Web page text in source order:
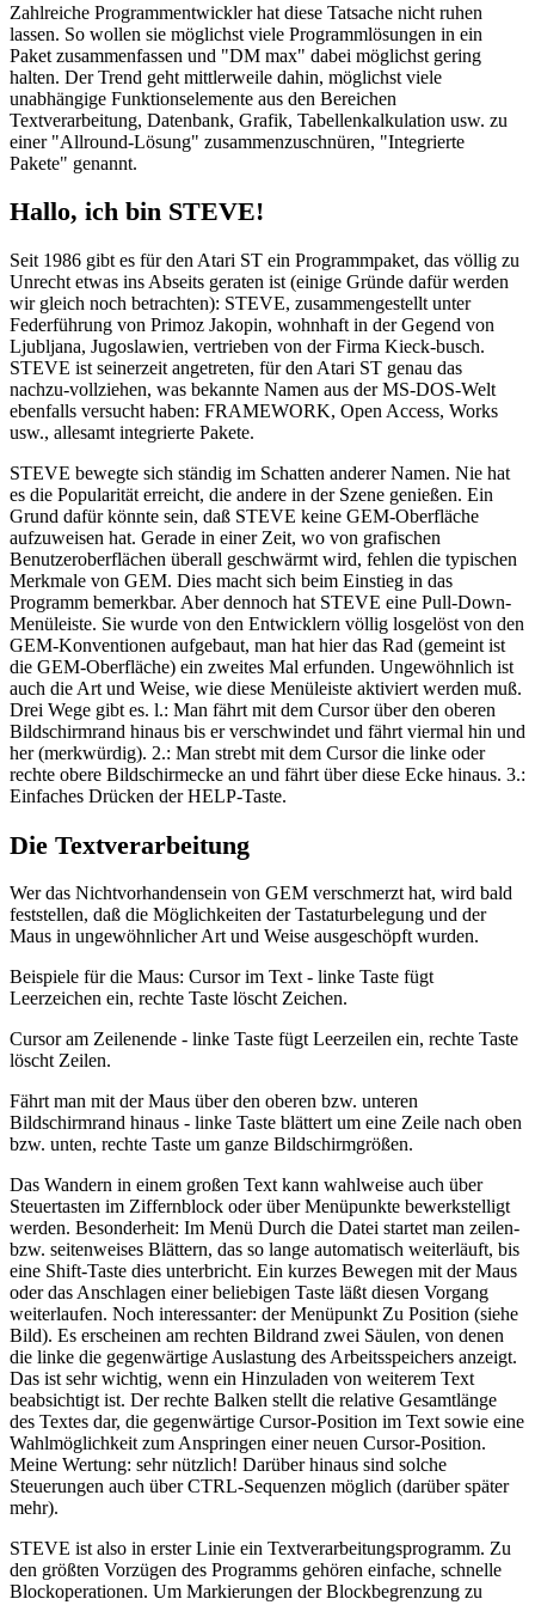
Zahlreiche Programmentwickler hat diese Tatsache nicht ruhen
lassen. So wollen sie möglichst viele Programmlösungen in ein
Paket zusammenfassen und "DM max" dabei möglichst gering
halten. Der Trend geht mittlerweile dahin, möglichst viele
unabhängige Funktionselemente aus den Bereichen
Textverarbeitung, Datenbank, Grafik, Tabellenkalkulation usw. zu
einer "Allround-Lösung" zusammenzuschnüren, "Integrierte
Pakete" genannt.
Hallo, ich bin STEVE!
Seit 1986 gibt es für den Atari ST ein Programmpaket, das völlig zu
Unrecht etwas ins Abseits geraten ist (einige Gründe dafür werden
wir gleich noch betrachten): STEVE, zusammengestellt unter
Federführung von Primoz Jakopin, wohnhaft in der Gegend von
Ljubljana, Jugoslawien, vertrieben von der Firma Kieck-busch.
STEVE ist seinerzeit angetreten, für den Atari ST genau das
nachzu-vollziehen, was bekannte Namen aus der MS-DOS-Welt
ebenfalls versucht haben: FRAMEWORK, Open Access, Works
usw., allesamt integrierte Pakete.
STEVE bewegte sich ständig im Schatten anderer Namen. Nie hat
es die Popularität erreicht, die andere in der Szene genießen. Ein
Grund dafür könnte sein, daß STEVE keine GEM-Oberfläche
aufzuweisen hat. Gerade in einer Zeit, wo von grafischen
Benutzeroberflächen überall geschwärmt wird, fehlen die typischen
Merkmale von GEM. Dies macht sich beim Einstieg in das
Programm bemerkbar. Aber dennoch hat STEVE eine Pull-Down-
Menüleiste. Sie wurde von den Entwicklern völlig losgelöst von den
GEM-Konventionen aufgebaut, man hat hier das Rad (gemeint ist
die GEM-Oberfläche) ein zweites Mal erfunden. Ungewöhnlich ist
auch die Art und Weise, wie diese Menüleiste aktiviert werden muß.
Drei Wege gibt es. l.: Man fährt mit dem Cursor über den oberen
Bildschirmrand hinaus bis er verschwindet und fährt viermal hin und
her (merkwürdig). 2.: Man strebt mit dem Cursor die linke oder
rechte obere Bildschirmecke an und fährt über diese Ecke hinaus. 3.:
Einfaches Drücken der HELP-Taste.
Die Textverarbeitung
Wer das Nichtvorhandensein von GEM verschmerzt hat, wird bald
feststellen, daß die Möglichkeiten der Tastaturbelegung und der
Maus in ungewöhnlicher Art und Weise ausgeschöpft wurden.
Beispiele für die Maus: Cursor im Text - linke Taste fügt
Leerzeichen ein, rechte Taste löscht Zeichen.
Cursor am Zeilenende - linke Taste fügt Leerzeilen ein, rechte Taste
löscht Zeilen.
Fährt man mit der Maus über den oberen bzw. unteren
Bildschirmrand hinaus - linke Taste blättert um eine Zeile nach oben
bzw. unten, rechte Taste um ganze Bildschirmgrößen.
Das Wandern in einem großen Text kann wahlweise auch über
Steuertasten im Ziffernblock oder über Menüpunkte bewerkstelligt
werden. Besonderheit: Im Menü Durch die Datei startet man zeilen-
bzw. seitenweises Blättern, das so lange automatisch weiterläuft, bis
eine Shift-Taste dies unterbricht. Ein kurzes Bewegen mit der Maus
oder das Anschlagen einer beliebigen Taste läßt diesen Vorgang
weiterlaufen. Noch interessanter: der Menüpunkt Zu Position (siehe
Bild). Es erscheinen am rechten Bildrand zwei Säulen, von denen
die linke die gegenwärtige Auslastung des Arbeitsspeichers anzeigt.
Das ist sehr wichtig, wenn ein Hinzuladen von weiterem Text
beabsichtigt ist. Der rechte Balken stellt die relative Gesamtlänge
des Textes dar, die gegenwärtige Cursor-Position im Text sowie eine
Wahlmöglichkeit zum Anspringen einer neuen Cursor-Position.
Meine Wertung: sehr nützlich! Darüber hinaus sind solche
Steuerungen auch über CTRL-Sequenzen möglich (darüber später
mehr).
STEVE ist also in erster Linie ein Textverarbeitungsprogramm. Zu
den größten Vorzügen des Programms gehören einfache, schnelle
Blockoperationen. Um Markierungen der Blockbegrenzung zu